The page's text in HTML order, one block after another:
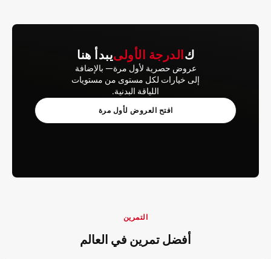
ك الدرجة الأولىيبدأ هنا
عروض حصرية لأول مرة— بالإضافة
إلى خيارات لكل مستوى من مستويات
اللياقة البدنية.
افتح العروض لأول مرة
التمرين
أفضل تمرين في العالم